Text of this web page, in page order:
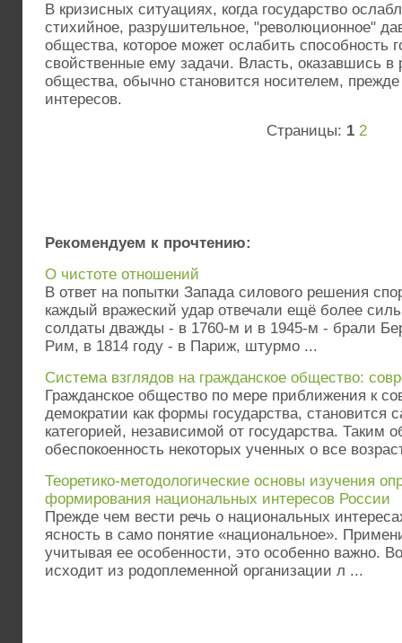
В кризисных ситуациях, когда государство
стихийное, разрушительное, "революционное"
общества, которое может ослабить способность
свойственные ему задачи. Власть, оказавшись в
общества, обычно становится носителем, прежде
интересов.
Страницы: 1 2
Рекомендуем к прочтению:
О чистоте отношений
В ответ на попытки Запада силового решения
каждый вражеский удар отвечали ещё более
солдаты дважды - в 1760-м и в 1945-м - брали
Рим, в 1814 году - в Париж, штурмо ...
Система взглядов на гражданское общество:
Гражданское общество по мере приближения к
демократии как формы государства, становится
категорией, независимой от государства. Таким
обеспокоенность некоторых ученных о все
Теоретико-методологические основы изучения
формирования национальных интересов России
Прежде чем вести речь о национальных
ясность в само понятие «национальное».
учитывая ее особенности, это особенно важно.
исходит из родоплеменной организации л ...